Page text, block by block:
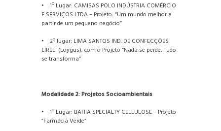
• 1º Lugar: CAMISAS POLO INDÚSTRIA COMÉRCIO
E SERVIÇOS LTDA – Projeto: “Um mundo melhor a
partir de um pequeno negócio”
• 2º lugar: LIMA SANTOS IND. DE CONFECÇÕES
EIRELI (Loygus), com o Projeto “Nada se perde, Tudo
se transforma”
Modalidade 2: Projetos Socioambientais
• 1º Lugar: BAHIA SPECIALTY CELLULOSE – Projeto
”Farmácia Verde”